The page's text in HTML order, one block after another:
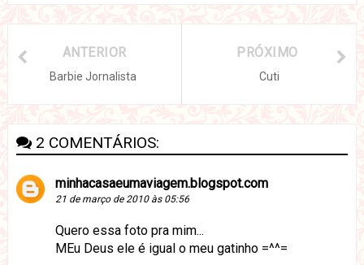
PRÓXIMO
Cuti
ANTERIOR
Barbie Jornalista
2 COMENTÁRIOS:
minhacasaeumaviagem.blogspot.com
21 de março de 2010 às 05:56
Quero essa foto pra mim...
MEu Deus ele é igual o meu gatinho =^^=